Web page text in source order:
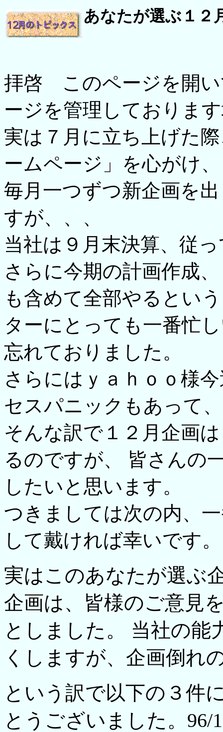
あなたが選ぶ１２
拝啓 このページを開い
ージを管理しておりま
実は７月に立ち上げた
ームページ」を心がけ、
毎月一つずつ新企画を
すが、、、
当社は９月末決算、従
さらに今期の計画作成
も含めて全部やるとい
ターにとっても一番忙
忘れておりました。
さらにはｙａｈｏｏ様
セスパニックもあって
そんな訳で１２月企画
るのですが、 皆さんの
したいと思います。
つきましては次の内、
して戴ければ幸いで
実はこのあなたが選ぶ
企画は、皆様のご意見
としました。 当社の能
くしますが、企画倒れ
という訳で以下の３件
とうございました。96/